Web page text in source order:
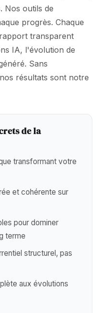
Nos outils de
progrès. Chaque
transparent
IA, l'évolution de
Sans
résultats sont notre
de la
transformant votre
et cohérente sur
pour dominer
terme
structurel, pas
aux évolutions